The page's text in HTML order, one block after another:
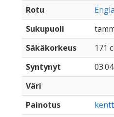
Rotu
Sukupuoli
Säkäkorkeus
171
Syntynyt
Väri
Painotus